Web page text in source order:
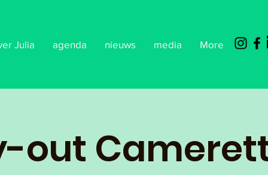
Julia agenda nieuws media More
out